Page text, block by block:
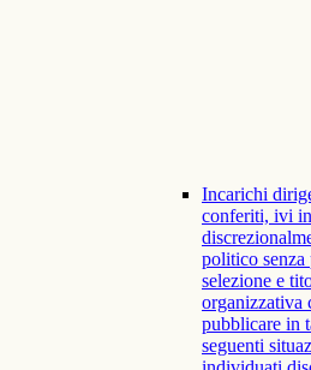
Incarichi
conferiti, ivi
politico senza
selezione e
organizzativa
pubblicare in
seguenti